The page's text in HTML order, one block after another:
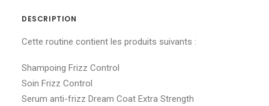
DESCRIPTION
Cette routine contient les produits suivants :
Shampoing Frizz Control
Soin Frizz Control
Serum anti-frizz Dream Coat Extra Strength